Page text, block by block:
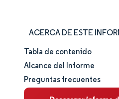
ACERCA DE ESTE
Tamaño y cuota de
Análisis de mercado
Tabla de contenido
Alcance del Informe
Preguntas frecuentes